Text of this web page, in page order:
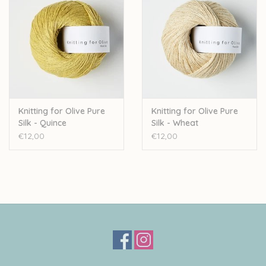
Knitting for Olive Pure
Silk - Quince
€12,00
Knitting for Olive Pure
Silk - Wheat
€12,00